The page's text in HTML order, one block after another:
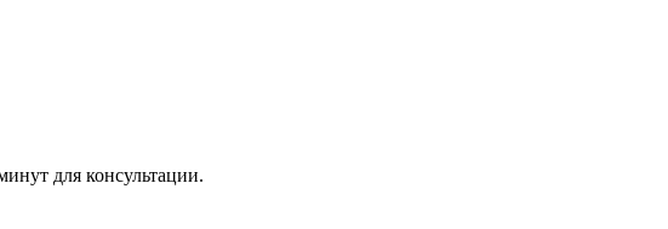
для консультации.